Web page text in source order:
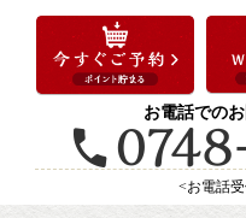
お電話での
<お電話
お祝い・ハレの日
法事・法要
接待・おもてなし
会議・セミナー弁当